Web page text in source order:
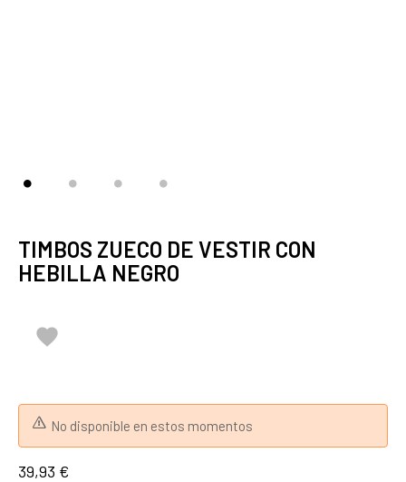
TIMBOS ZUECO DE VESTIR CON
HEBILLA NEGRO

No disponible en estos momentos
39,93 €